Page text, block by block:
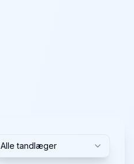
Alle tandlæger